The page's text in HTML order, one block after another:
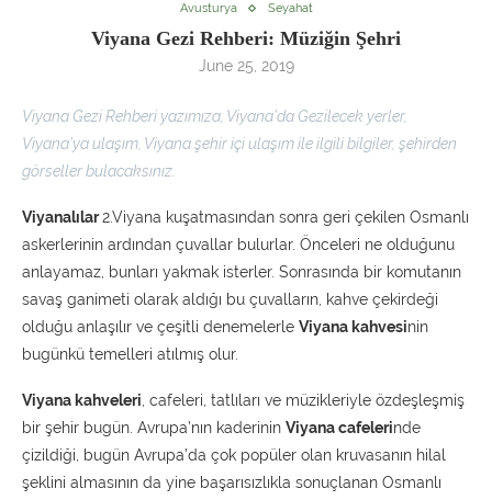
Avusturya Seyahat
Viyana Gezi Rehberi: Müziğin Şehri
June 25, 2019
Viyana Gezi Rehberi yazımıza, Viyana’da Gezilecek yerler,
Viyana’ya ulaşım, Viyana şehir içi ulaşım ile ilgili bilgiler, şehirden
görseller bulacaksınız.
Viyanalılar2.Viyana kuşatmasından sonra geri çekilen Osmanlı
askerlerinin ardından çuvallar bulurlar. Önceleri ne olduğunu
anlayamaz, bunları yakmak isterler. Sonrasında bir komutanın
savaş ganimeti olarak aldığı bu çuvalların, kahve çekirdeği
olduğu anlaşılır ve çeşitli denemelerle Viyana kahvesinin
bugünkü temelleri atılmış olur.
Viyana kahveleri , cafeleri, tatlıları ve müzikleriyle özdeşleşmiş
bir şehir bugün. Avrupa’nın kaderinin Viyana cafelerinde
çizildiği, bugün Avrupa’da çok popüler olan kruvasanın hilal
şeklini almasının da yine başarısızlıkla sonuçlanan Osmanlı